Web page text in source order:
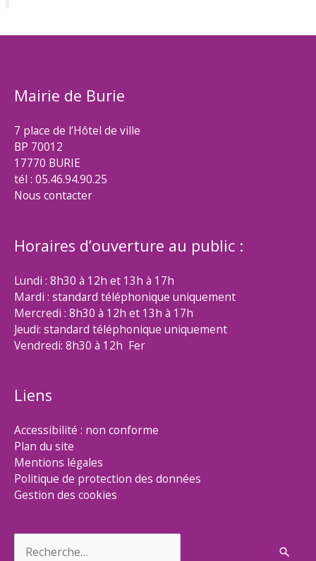
Mairie de Burie
7 place de l’Hôtel de ville
BP 70012
17770 BURIE
tél : 05.46.94.90.25
Nous contacter
Horaires d’ouverture au public :
Lundi : 8h30 à 12h et 13h à 17h
Mardi : standard téléphonique uniquement
Mercredi : 8h30 à 12h et 13h à 17h
Jeudi: standard téléphonique uniquement
Vendredi: 8h30 à 12h Fer
Liens
Accessibilité : non conforme
Plan du site
Mentions légales
Politique de protection des données
Gestion des cookies